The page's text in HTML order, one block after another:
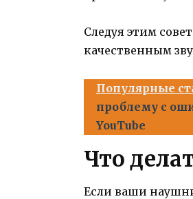
Следуя этим
качественным
Популярные
проблему с
YouTube
Что
Если ваши